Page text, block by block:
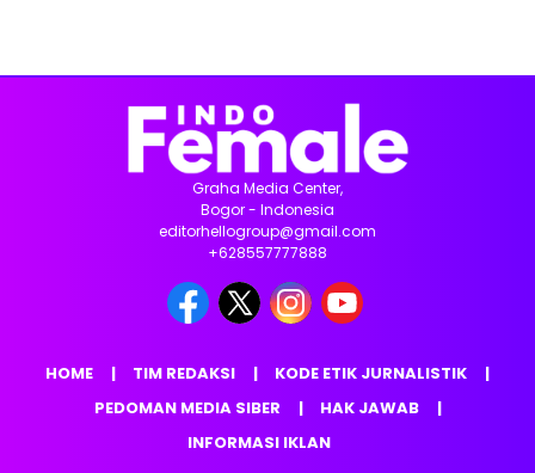
Graha Media Center,
Bogor - Indonesia
editorhellogroup@gmail.com
+628557777888
HOME TIM REDAKSI
KODE ETIK JURNALISTIK
PEDOMAN MEDIA SIBER
HAK JAWAB
INFORMASI IKLAN